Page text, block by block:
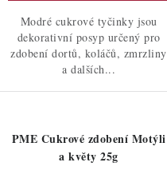
Modré cukrové tyčinky jsou
dekorativní posyp určený pro
zdobení dortů, koláčů, zmrzliny
a dalších...
PME Cukrové zdobení Motýli
a květy 25g